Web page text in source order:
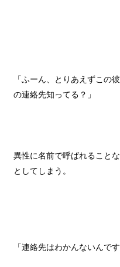
「ふーん、とりあえずこの
の連絡先知ってる？」
異性に名前で呼ばれること
としてしまう。
「連絡先はわかんないんで